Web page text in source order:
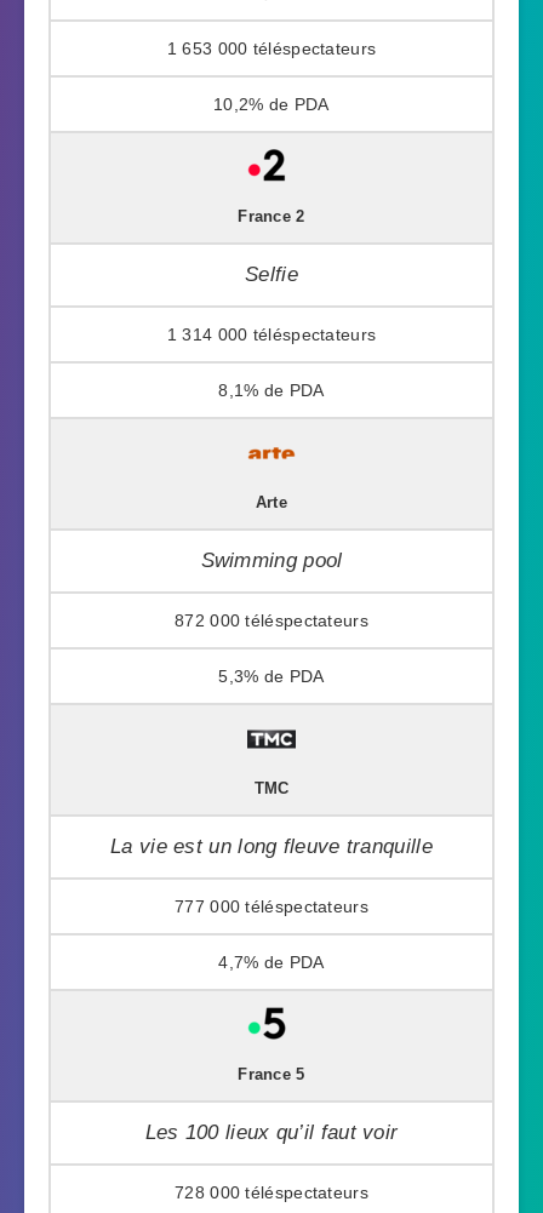
1 653 000
10,2%
France 2
Selfie
1 314 000
8,1%
Arte
Swimming pool
872 000
5,3%
TMC
La vie est un long fleuve tranquille
777 000
4,7%
France 5
Les 100 lieux qu’il faut voir
728 000